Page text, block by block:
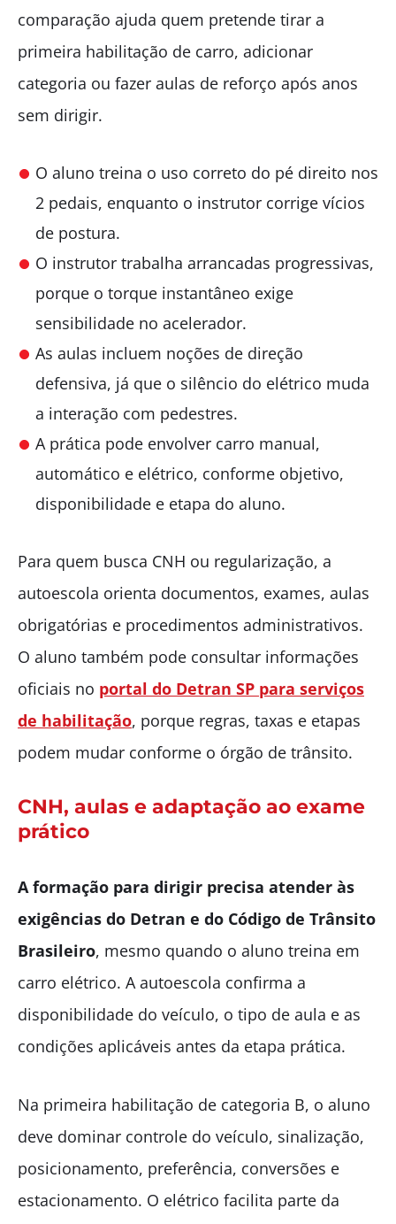
comparação ajuda quem pretende tirar a
primeira habilitação de carro, adicionar
categoria ou fazer aulas de reforço após anos
sem dirigir.
O aluno treina o uso correto do pé direito nos
2 pedais, enquanto o instrutor corrige vícios
de postura.
O instrutor trabalha arrancadas progressivas,
porque o torque instantâneo exige
sensibilidade no acelerador.
As aulas incluem noções de direção
defensiva, já que o silêncio do elétrico muda
a interação com pedestres.
A prática pode envolver carro manual,
automático e elétrico, conforme objetivo,
disponibilidade e etapa do aluno.
Para quem busca CNH ou regularização, a
autoescola orienta documentos, exames, aulas
obrigatórias e procedimentos administrativos.
O aluno também pode consultar informações
oficiais no portal do Detran SP para serviços
de habilitação, porque regras, taxas e etapas
podem mudar conforme o órgão de trânsito.
CNH, aulas e adaptação ao exame
prático
A formação para dirigir precisa atender às
exigências do Detran e do Código de Trânsito
Brasileiro, mesmo quando o aluno treina em
carro elétrico. A autoescola confirma a
disponibilidade do veículo, o tipo de aula e as
condições aplicáveis antes da etapa prática.
Na primeira habilitação de categoria B, o aluno
deve dominar controle do veículo, sinalização,
posicionamento, preferência, conversões e
estacionamento. O elétrico facilita parte da